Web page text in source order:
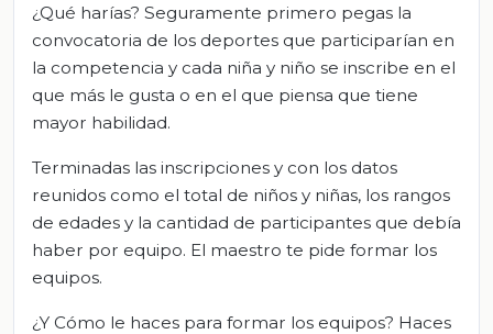
¿Qué harías? Seguramente primero pegas la
convocatoria de los deportes que participarían en
la competencia y cada niña y niño se inscribe en el
que más le gusta o en el que piensa que tiene
mayor habilidad.
Terminadas las inscripciones y con los datos
reunidos como el total de niños y niñas, los rangos
de edades y la cantidad de participantes que debía
haber por equipo. El maestro te pide formar los
equipos.
¿Y Cómo le haces para formar los equipos? Haces